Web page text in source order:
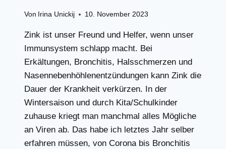
Von Irina Unickij 10. November 2023
Zink ist unser Freund und Helfer, wenn unser
Immunsystem schlapp macht. Bei
Erkältungen, Bronchitis, Halsschmerzen und
Nasennebenhöhlenentzündungen kann Zink die
Dauer der Krankheit verkürzen. In der
Wintersaison und durch Kita/Schulkinder
zuhause kriegt man manchmal alles Mögliche
an Viren ab. Das habe ich letztes Jahr selber
erfahren müssen, von Corona bis Bronchitis